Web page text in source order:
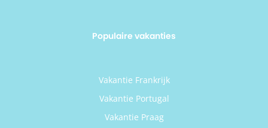
Populaire vakanties
Vakantie Frankrijk
Vakantie Portugal
Vakantie Praag